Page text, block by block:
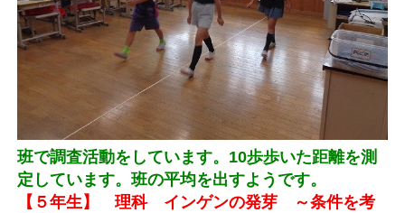
班で調査活動をしています。10歩歩いた距離を測
定しています。班の平均を出すようです。
【５年生】 理科 インゲンの発芽 ～条件を考